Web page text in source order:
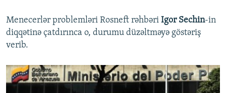
Menecerlər problemləri Rosneft rəhbəri Igor Sechin-in
diqqətinə çatdırınca o, durumu düzəltməyə göstəriş
verib.